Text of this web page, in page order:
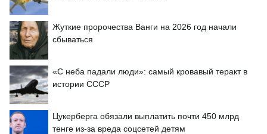
Жуткие пророчества Ванги на 2026 год начали
сбываться
«С неба падали люди»: самый кровавый теракт в
истории СССР
Цукерберга обязали выплатить почти 450 млрд
тенге из-за вреда соцсетей детям